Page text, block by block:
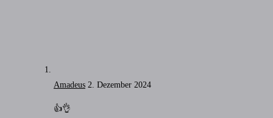
Amadeus 2. Dezember 2024
👍👌